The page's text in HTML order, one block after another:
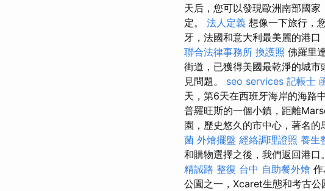
天后，您可以發現歐洲南部國
定。 法人定義 想像一下旅行，
牙，法國和意大利最美麗的港
聯合法律事務所 換護照 佛羅里
街道，已獲得美國最乾淨的城市
見問題。 seo services 記帳士
天，第6天在西班牙海岸的海路
普羅旺斯的一個小鎮，距離
園，歷史悠久的市中心，著名
菌 外燴擺盤 經絡調理證照 養生
和購物選擇之後，我們返回港口
精誠路 整復 台中 自助餐外燴
公園之一，Xcaret生態和考古公